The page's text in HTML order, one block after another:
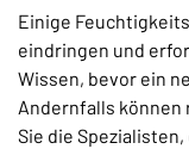
Einige
eindringen und
Wissen, bevor ein
Andernfalls können
Sie die